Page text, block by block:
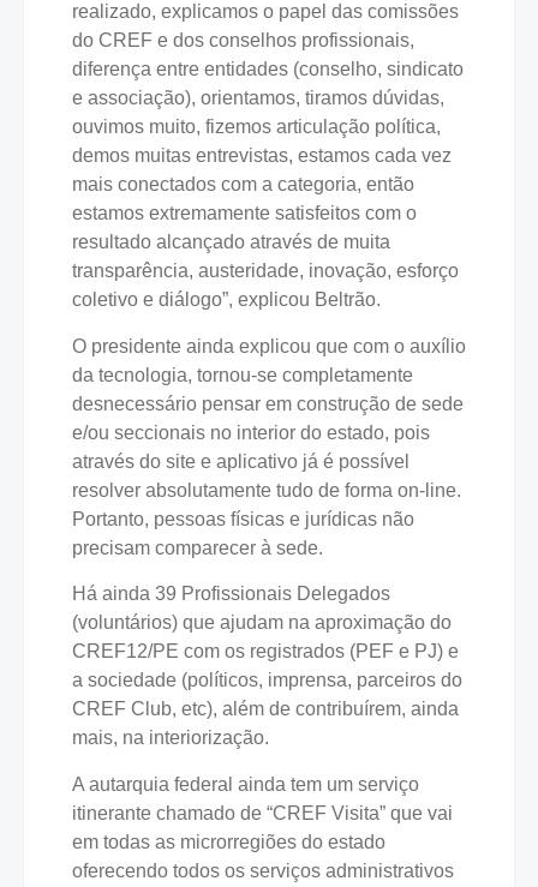
realizado, explicamos o papel das comissões
do CREF e dos conselhos profissionais,
diferença entre entidades (conselho, sindicato
e associação), orientamos, tiramos dúvidas,
ouvimos muito, fizemos articulação política,
demos muitas entrevistas, estamos cada vez
mais conectados com a categoria, então
estamos extremamente satisfeitos com o
resultado alcançado através de muita
transparência, austeridade, inovação, esforço
coletivo e diálogo”, explicou Beltrão.
O presidente ainda explicou que com o auxílio
da tecnologia, tornou-se completamente
desnecessário pensar em construção de sede
e/ou seccionais no interior do estado, pois
através do site e aplicativo já é possível
resolver absolutamente tudo de forma on-line.
Portanto, pessoas físicas e jurídicas não
precisam comparecer à sede.
Há ainda 39 Profissionais Delegados
(voluntários) que ajudam na aproximação do
CREF12/PE com os registrados (PEF e PJ) e
a sociedade (políticos, imprensa, parceiros do
CREF Club, etc), além de contribuírem, ainda
mais, na interiorização.
A autarquia federal ainda tem um serviço
itinerante chamado de “CREF Visita” que vai
em todas as microrregiões do estado
oferecendo todos os serviços administrativos